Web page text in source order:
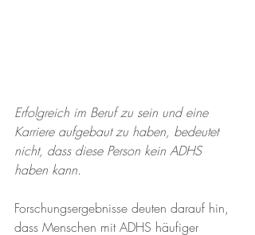
Erfolgreich im Beruf zu sein und eine
Karriere aufgebaut zu haben, bedeutet
nicht, dass diese Person kein ADHS
haben kann.
Forschungsergebnisse deuten darauf hin,
dass Menschen mit ADHS häufiger